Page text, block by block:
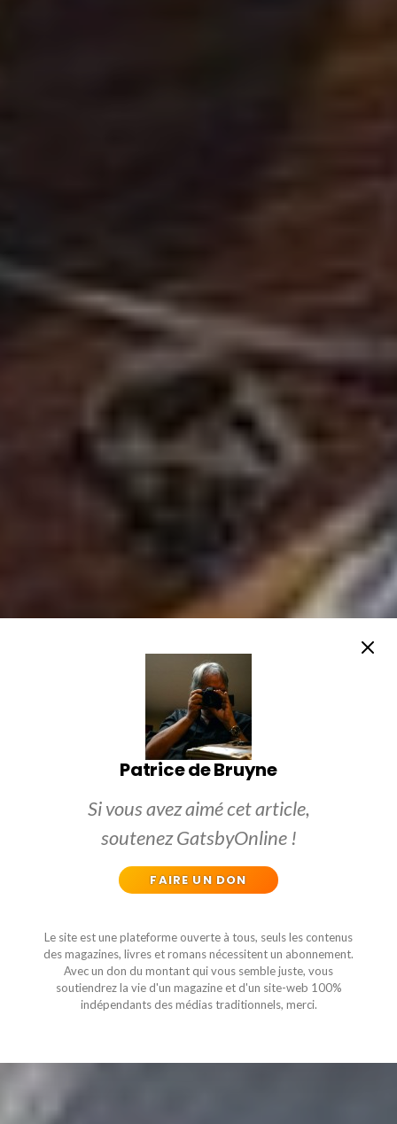
Patrice de Bruyne
Si vous avez aimé cet article,
soutenez GatsbyOnline !
FAIRE UN DON
Le site est une plateforme ouverte à tous, seuls les contenus
des magazines, livres et romans nécessitent un abonnement.
Avec un don du montant qui vous semble juste, vous
soutiendrez la vie d'un magazine et d'un site-web 100%
indépendants des médias traditionnels, merci.